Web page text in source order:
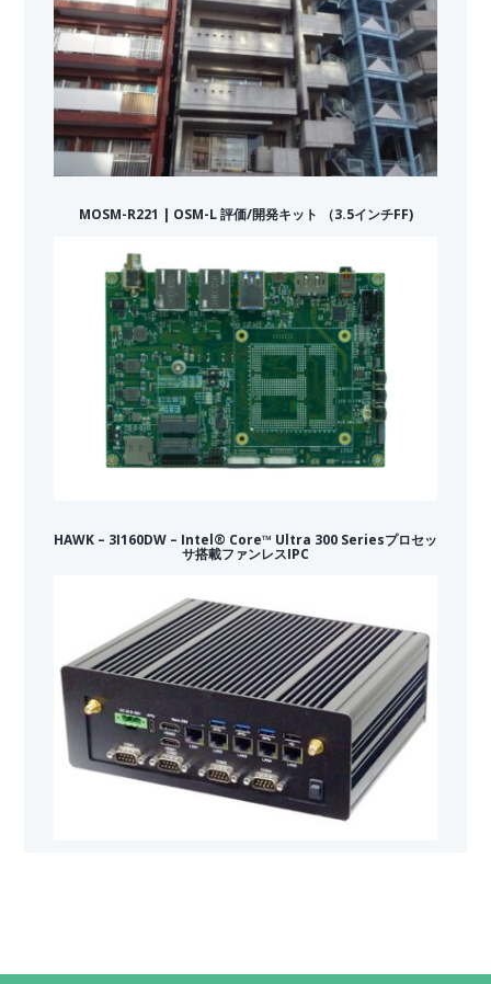
MOSM-R221 | OSM-L 評価/開発キット （3.5インチFF)
HAWK – 3I160DW – Intel® Core™ Ultra 300 Seriesプロセッ
サ搭載ファンレスIPC